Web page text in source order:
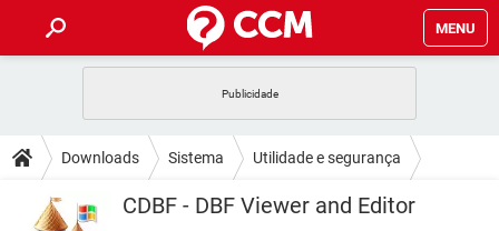
MENU
CELULAR FACEBOOK
OUTLOOK EXCEL
DICAS
JOGOS
CELULAR
DOWNLOADS
Downloads Sistema Utilidade e segurança
CDBF - DBF Viewer and Editor